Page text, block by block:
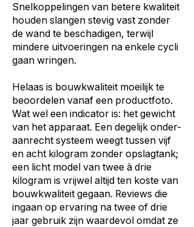
Snelkoppelingen van betere kwaliteit
houden slangen stevig vast zonder
de wand te beschadigen, terwijl
mindere uitvoeringen na enkele cycli
gaan wringen.
Helaas is bouwkwaliteit moeilijk te
beoordelen vanaf een productfoto.
Wat wel een indicator is: het gewicht
van het apparaat. Een degelijk onder-
aanrecht systeem weegt tussen vijf
en acht kilogram zonder opslagtank;
een licht model van twee à drie
kilogram is vrijwel altijd ten koste van
bouwkwaliteit gegaan. Reviews die
ingaan op ervaring na twee of drie
jaar gebruik zijn waardevol omdat ze